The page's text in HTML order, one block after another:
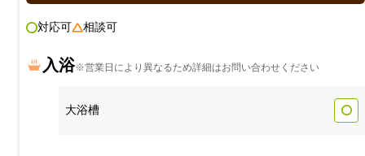
対応可 相談可
入浴※営業日により異なるため詳細はお問い合わせください
大浴槽